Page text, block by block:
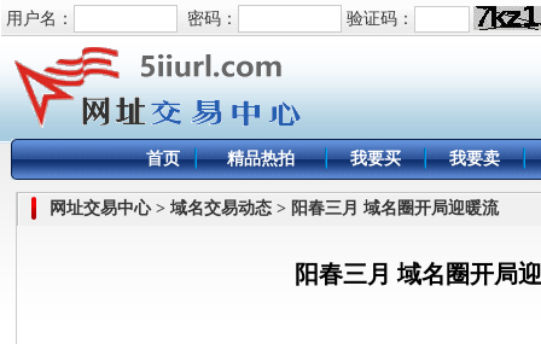
用户名： 密码： 验证码：
首页 精品热拍 我要买 我要卖
网址交易中心 > 域名交易动态 > 阳春三月 域名圈开局迎暖流
阳春三月 域名圈开局